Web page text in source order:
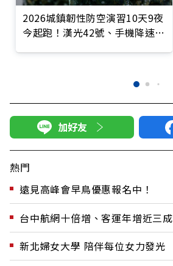
2026城鎮韌性防空演習10天9夜
今起跑！漢光42號、手機降速斷
加好友
熱門
遠見高峰會早鳥優惠報名中！
台中航網十倍增、客運年增近三成
新北婦女大學 陪伴每位女力發光